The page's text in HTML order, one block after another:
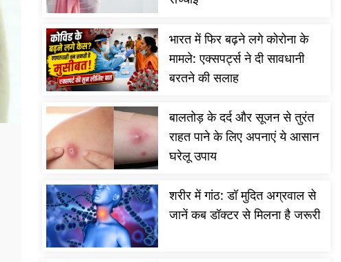
भारत में फिर बढ़ने लगे कोरोना के
मामले: एक्सपर्ट्स ने दी सावधानी
बरतने की सलाह
बालतोड़ के दर्द और सूजन से तुरंत
राहत पाने के लिए अपनाएं ये आसान
घरेलू उपाय
शरीर में गांठ: डॉ मुदित अग्रवाल से
जानें कब डॉक्टर से मिलना है जरूरी